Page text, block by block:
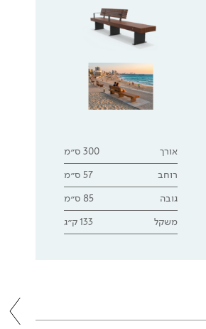
אורך 300 ס״מ
רוחב 57 ס״מ
גובה 85 ס״מ
משקל 133 ק״ג